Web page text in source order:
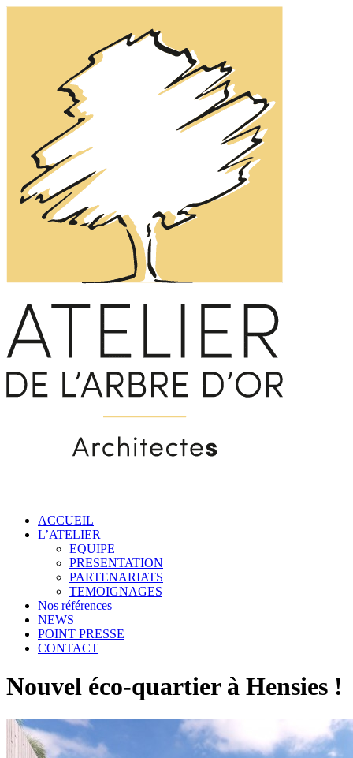
ACCUEIL
L’ATELIER
EQUIPE
PRESENTATION
PARTENARIATS
TEMOIGNAGES
Nos références
NEWS
POINT PRESSE
CONTACT
Nouvel éco-quartier à Hensies !